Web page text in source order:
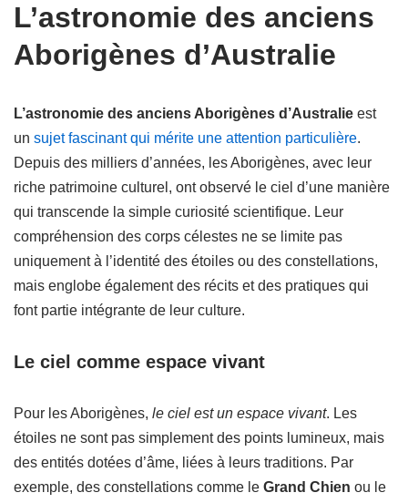
L’astronomie des anciens
Aborigènes d’Australie
L’astronomie des anciens Aborigènes d’Australie est
un sujet fascinant qui mérite une attention particulière.
Depuis des milliers d’années, les Aborigènes, avec leur
riche patrimoine culturel, ont observé le ciel d’une manière
qui transcende la simple curiosité scientifique. Leur
compréhension des corps célestes ne se limite pas
uniquement à l’identité des étoiles ou des constellations,
mais englobe également des récits et des pratiques qui
font partie intégrante de leur culture.
Le ciel comme espace vivant
Pour les Aborigènes, le ciel est un espace vivant. Les
étoiles ne sont pas simplement des points lumineux, mais
des entités dotées d’âme, liées à leurs traditions. Par
exemple, des constellations comme le Grand Chien ou le